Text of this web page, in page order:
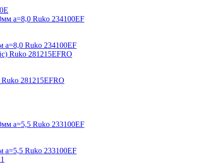
Ruko 234100EF
281215EFRO
Ruko 233100EF